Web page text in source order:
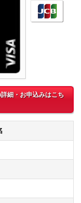
細・お申込みはこち